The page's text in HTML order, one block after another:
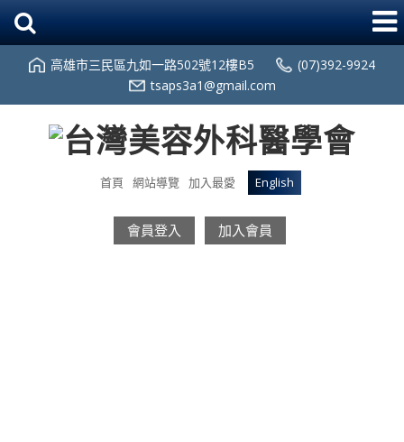
高雄市三民區九如一路502號12樓B5
(07)392-9924
tsaps3a1@gmail.com
首頁 網站導覽 加入最愛 English
會員登入 加入會員